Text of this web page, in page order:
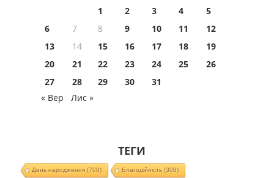
1
2 3 4
5
6
7 8 9 10 11
12
13
14 15 16 17 18
19
20
21 22 23 24 25
26
27
28 29 30
31
« Вер
Лис »
ТЕГИ
День народження(708) Благодійність(308)